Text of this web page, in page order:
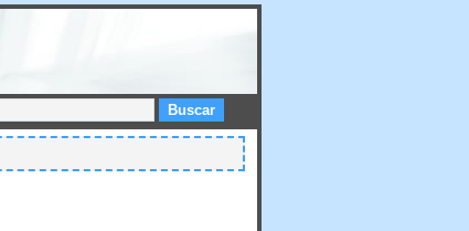
Buscar